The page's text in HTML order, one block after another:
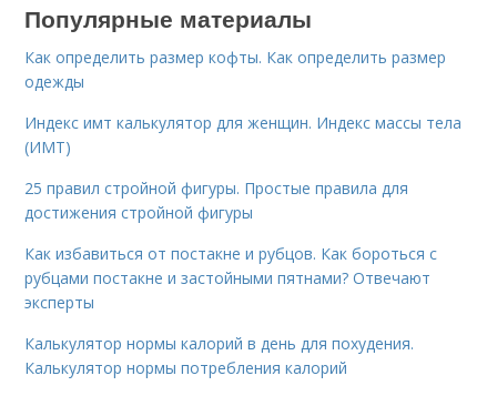
Популярные материалы
Как определить размер кофты. Как определить размер
одежды
Индекс имт калькулятор для женщин. Индекс массы тела
(ИМТ)
25 правил стройной фигуры. Простые правила для
достижения стройной фигуры
Как избавиться от постакне и рубцов. Как бороться с
рубцами постакне и застойными пятнами? Отвечают
эксперты
Калькулятор нормы калорий в день для похудения.
Калькулятор нормы потребления калорий